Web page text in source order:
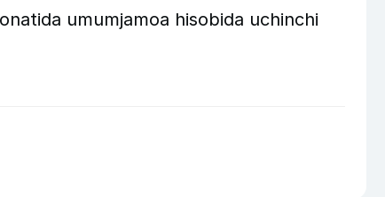
umumjamoa hisobida uchinchi